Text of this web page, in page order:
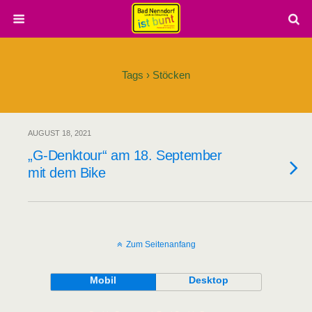
Tags › Stöcken
AUGUST 18, 2021
„G-Denktour“ am 18. September
mit dem Bike
Zum Seitenanfang
Mobil Desktop